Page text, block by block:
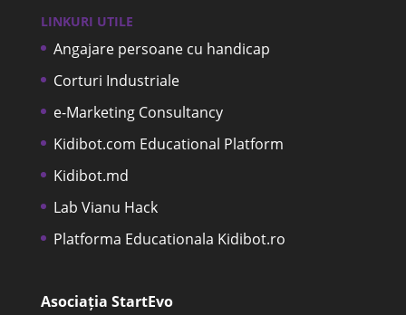
LINKURI UTILE
Angajare persoane cu handicap
Corturi Industriale
e-Marketing Consultancy
Kidibot.com Educational Platform
Kidibot.md
Lab Vianu Hack
Platforma Educationala Kidibot.ro
Asociația StartEvo